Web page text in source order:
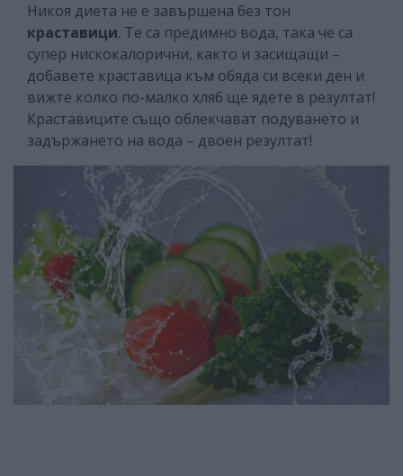
Никоя диета не е завършена без тон
краставици. Те са предимно вода, така че са
супер нискокалорични, както и засищащи –
добавете краставица към обяда си всеки ден и
вижте колко по-малко хляб ще ядете в резултат!
Краставиците също облекчават подуването и
задържането на вода – двоен резултат!